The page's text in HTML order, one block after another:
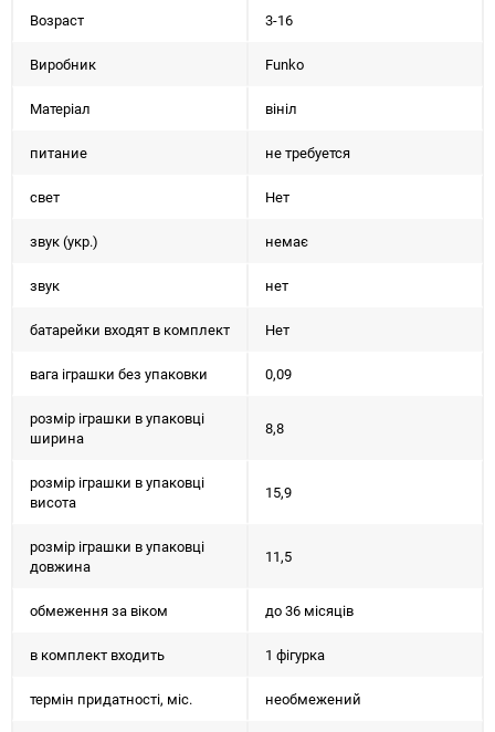
Возраст 3-16
Виробник Funko
Матеріал вініл
питание не требуется
свет Нет
звук (укр.) немає
звук нет
батарейки входят в комплект Нет
вага іграшки без упаковки 0,09
розмір іграшки в упаковці
ширина
8,8
розмір іграшки в упаковці
висота
15,9
розмір іграшки в упаковці
довжина
11,5
обмеження за віком до 36 місяців
в комплект входить 1 фігурка
термін придатності, міс. необмежений